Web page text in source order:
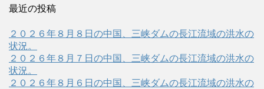
最近の投稿
２０２６年８月８日の中国、三峡ダムの長江流域の洪水の
状況。
２０２６年８月７日の中国、三峡ダムの長江流域の洪水の
状況。
２０２６年８月６日の中国、三峡ダムの長江流域の洪水の